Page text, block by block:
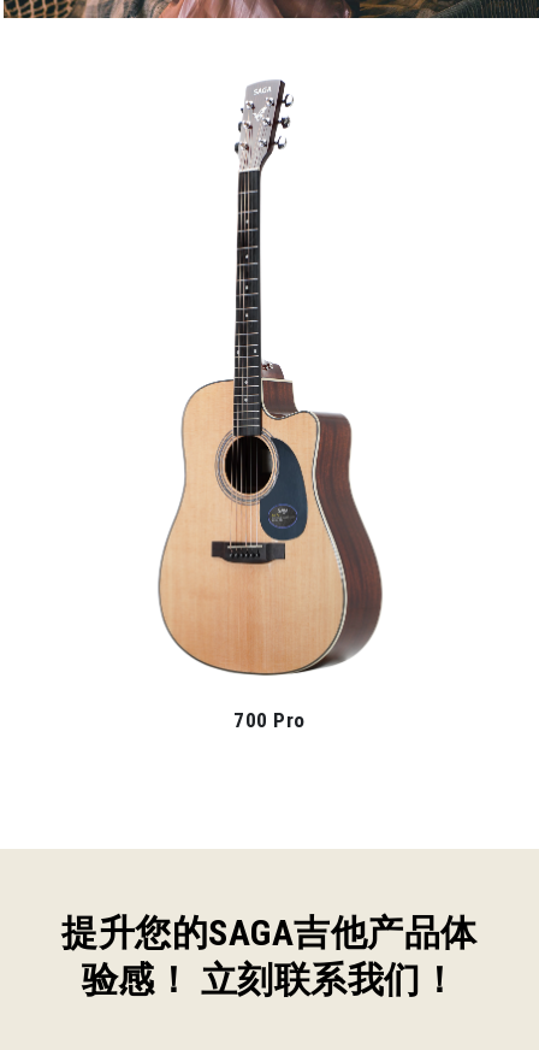
830
提升您的SAGA吉他产品体
验感！ 立刻联系我们！